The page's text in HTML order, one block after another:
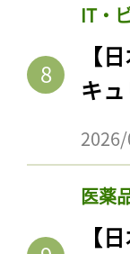
IT・
【
キ
医薬
【